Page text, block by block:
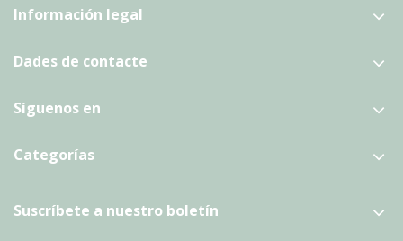
Información legal
Dades de contacte
Síguenos en
Categorías
Suscríbete a nuestro boletín